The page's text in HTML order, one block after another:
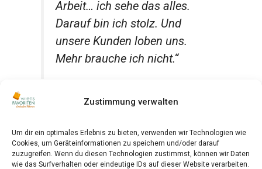
Zustimmung verwalten
Um dir ein optimales Erlebnis zu bieten, verwenden wir Technologien wie
Cookies, um Geräteinformationen zu speichern und/oder darauf
zuzugreifen. Wenn du diesen Technologien zustimmst, können wir Daten
wie das Surfverhalten oder eindeutige IDs auf dieser Website verarbeiten.
Arbeit… ich sehe das alles.
Darauf bin ich stolz. Und
unsere Kunden loben uns.
Mehr brauche ich nicht.“
Mit Favoriten verbindet sie ein sehr
gemischte Publikum fühlt sie sich ein
bisschen wie zu Hause. Im zehnten
Bezirk war sie schon in ihrer ersten Zeit